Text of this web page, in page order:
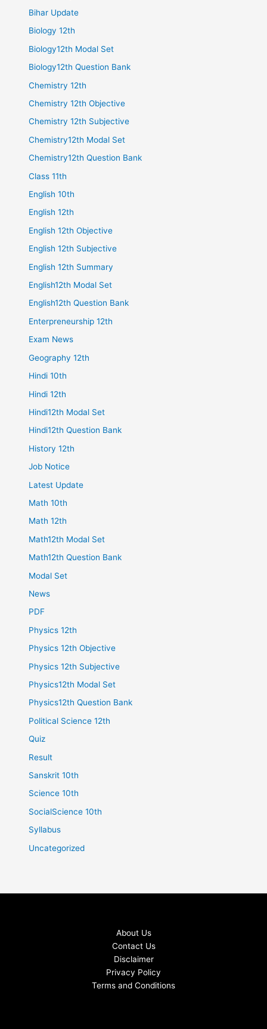
Bihar Update
Biology 12th
Biology12th Modal Set
Biology12th Question Bank
Chemistry 12th
Chemistry 12th Objective
Chemistry 12th Subjective
Chemistry12th Modal Set
Chemistry12th Question Bank
Class 11th
English 10th
English 12th
English 12th Objective
English 12th Subjective
English 12th Summary
English12th Modal Set
English12th Question Bank
Enterpreneurship 12th
Exam News
Geography 12th
Hindi 10th
Hindi 12th
Hindi12th Modal Set
Hindi12th Question Bank
History 12th
Job Notice
Latest Update
Math 10th
Math 12th
Math12th Modal Set
Math12th Question Bank
Modal Set
News
PDF
Physics 12th
Physics 12th Objective
Physics 12th Subjective
Physics12th Modal Set
Physics12th Question Bank
Political Science 12th
Quiz
Result
Sanskrit 10th
Science 10th
SocialScience 10th
Syllabus
Uncategorized
About Us
Contact Us
Disclaimer
Privacy Policy
Terms and Conditions